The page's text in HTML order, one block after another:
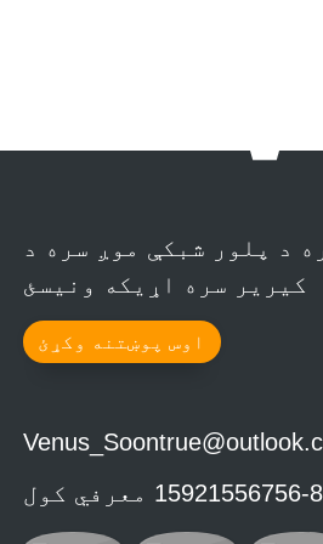
د پلور شبکې موږ سره د
کیریر سره اړیکه ونیسئ
اوس پوښتنه وکړئ